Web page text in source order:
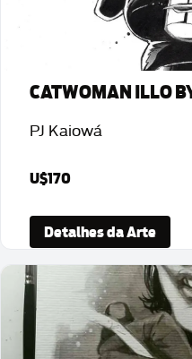
CATWOMAN ILLO
PJ Kaiowá
U$170
Detalhes da Arte